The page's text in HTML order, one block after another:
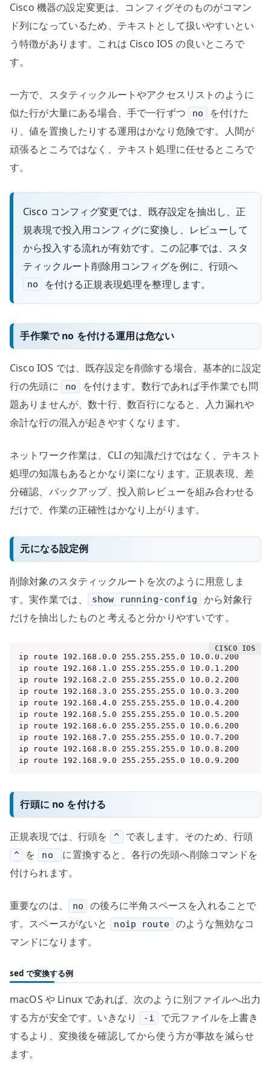
定
か
ら
投
ン
フ
ィ
グ
作
Cisco 機器の設定変更は、コンフィグそのものがコマン
ド列になっているため、テキストとして扱いやすいとい
う特徴があります。これは Cisco IOS の良いところで
す。
一方で、スタティックルートやアクセスリストのように
似た行が大量にある場合、手で一行ずつ
no
を付けた
り、値を置換したりする運用はかなり危険です。人間が
頑張るところではなく、テキスト処理に任せるところで
す。
Cisco コンフィグ変更では、既存設定を抽出し、正
規表現で投入用コンフィグに変換し、レビューして
から投入する流れが有効です。この記事では、スタ
ティックルート削除用コンフィグを例に、行頭へ
no を付ける正規表現処理を整理します。
手作業で no を付ける運用は危ない
Cisco IOS では、既存設定を削除する場合、基本的に設定
行の先頭に
no
を付けます。数行であれば手作業でも問
題ありませんが、数十行、数百行になると、入力漏れや
余計な行の混入が起きやすくなります。
ネットワーク作業は、CLI の知識だけではなく、テキスト
処理の知識もあるとかなり楽になります。正規表現、差
分確認、バックアップ、投入前レビューを組み合わせる
だけで、作業の正確性はかなり上がります。
元になる設定例
削除対象のスタティックルートを次のように用意しま
す。実作業では、
show running-config
から対象行
だけを抽出したものと考えると分かりやすいです。
ip route 192.168.0.0 255.255.255.0 10.0.0.200
ip route 192.168.1.0 255.255.255.0 10.0.1.200
ip route 192.168.2.0 255.255.255.0 10.0.2.200
ip route 192.168.3.0 255.255.255.0 10.0.3.200
ip route 192.168.4.0 255.255.255.0 10.0.4.200
ip route 192.168.5.0 255.255.255.0 10.0.5.200
ip route 192.168.6.0 255.255.255.0 10.0.6.200
ip route 192.168.7.0 255.255.255.0 10.0.7.200
ip route 192.168.8.0 255.255.255.0 10.0.8.200
ip route 192.168.9.0 255.255.255.0 10.0.9.200
行頭に no を付ける
正規表現では、行頭を ^ で表します。そのため、行頭
^ を no
に置換すると、各行の先頭へ削除コマンドを
付けられます。
重要なのは、 no
の後ろに半角スペースを入れることで
す。スペースがないと
noip route
のような無効なコ
マンドになります。
sed で変換する例
macOS や Linux であれば、次のように別ファイルへ出力
する方が安全です。いきなり
-i
で元ファイルを上書き
するより、変換後を確認してから使う方が事故を減らせ
ます。